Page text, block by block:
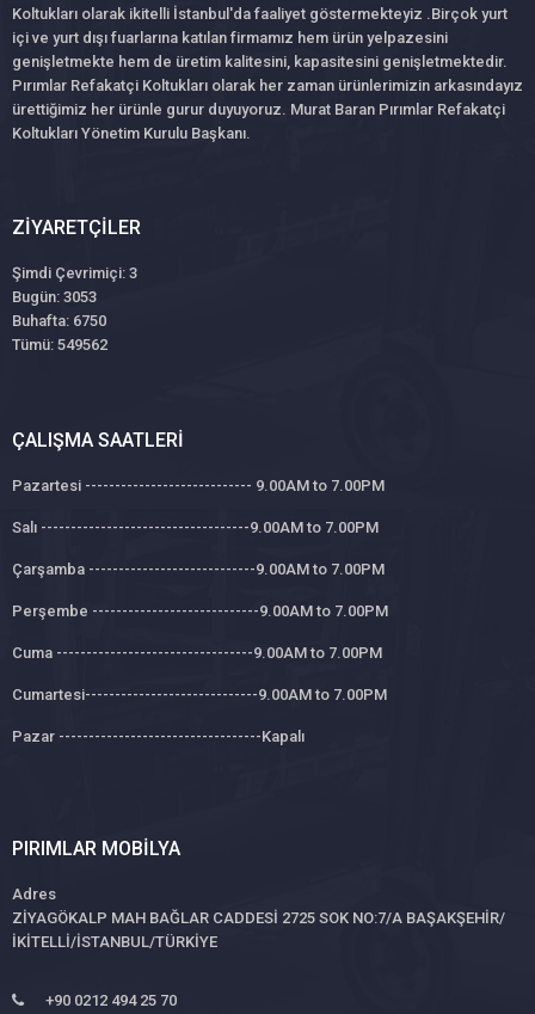
Koltukları olarak ikitelli İstanbul'da faaliyet göstermekteyiz .Birçok yurt
içi ve yurt dışı fuarlarına katılan firmamız hem ürün yelpazesini
genişletmekte hem de üretim kalitesini, kapasitesini genişletmektedir.
Pırımlar Refakatçi Koltukları olarak her zaman ürünlerimizin arkasındayız
ürettiğimiz her ürünle gurur duyuyoruz. Murat Baran Pırımlar Refakatçi
Koltukları Yönetim Kurulu Başkanı.
ZIYARETÇILER
Şimdi Çevrimiçi: 3
Bugün: 3053
Buhafta: 6750
Tümü: 549562
ÇALIŞMA SAATLERI
Pazartesi ---------------------------- 9.00AM to 7.00PM
Salı -----------------------------------9.00AM to 7.00PM
Çarşamba ----------------------------9.00AM to 7.00PM
Perşembe ----------------------------9.00AM to 7.00PM
Cuma ---------------------------------9.00AM to 7.00PM
Cumartesi-----------------------------9.00AM to 7.00PM
Pazar ----------------------------------Kapalı
PIRIMLAR MOBILYA
Adres
ZİYAGÖKALP MAH BAĞLAR CADDESİ 2725 SOK NO:7/A BAŞAKŞEHİR/
İKİTELLİ/İSTANBUL/TÜRKİYE
+90 0212 494 25 70